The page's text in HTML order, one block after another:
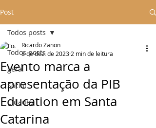
Post
Todos posts
geral
Social
Cidades
Todos posts
Evento marca a
apresentação da PIB
Education em Santa
Catarina
Ricardo Zanon
8 de dez. de 2023 2 min de leitura